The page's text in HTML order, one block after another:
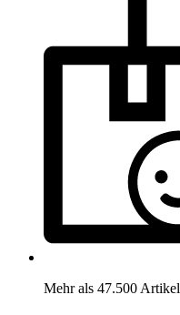
Mehr als 47.500 Artikel